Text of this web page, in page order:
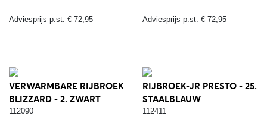
Adviesprijs p.st. € 72,95 Adviesprijs p.st. € 72,95
VERWARMBARE RIJBROEK
BLIZZARD - 2. ZWART
112090
RIJBROEK-JR PRESTO - 25.
STAALBLAUW
112411